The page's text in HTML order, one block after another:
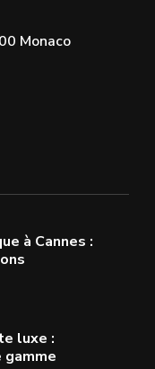
Monaco
à Cannes :
luxe :